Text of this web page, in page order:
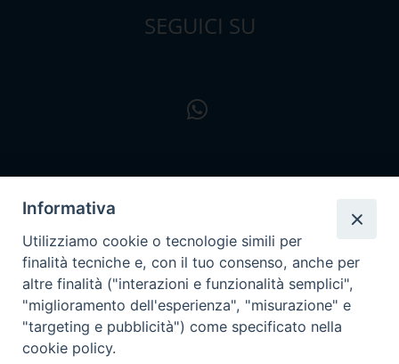
SEGUICI SU
Informativa
Utilizziamo cookie o tecnologie simili per
finalità tecniche e, con il tuo consenso, anche per
altre finalità ("interazioni e funzionalità semplici",
"miglioramento dell'esperienza", "misurazione" e
"targeting e pubblicità") come specificato nella
cookie policy.